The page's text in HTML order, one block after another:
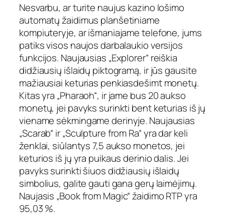
Nesvarbu, ar turite naujus kazino lošimo
automatų žaidimus planšetiniame
kompiuteryje, ar išmaniajame telefone, jums
patiks visos naujos darbalaukio versijos
funkcijos. Naujausias „Explorer“ reiškia
didžiausių išlaidų piktogramą, ir jūs gausite
mažiausiai keturias penkiasdešimt monetų.
Kitas yra „Pharaoh“, ir jame bus 20 aukso
monetų, jei pavyks surinkti bent keturias iš jų
viename sėkmingame derinyje. Naujausias
„Scarab“ ir „Sculpture from Ra“ yra dar keli
ženklai, siūlantys 7,5 aukso monetos, jei
keturios iš jų yra puikaus derinio dalis. Jei
pavyks surinkti šiuos didžiausių išlaidų
simbolius, galite gauti gana gerų laimėjimų.
Naujasis „Book from Magic“ žaidimo RTP yra
95,03 %.